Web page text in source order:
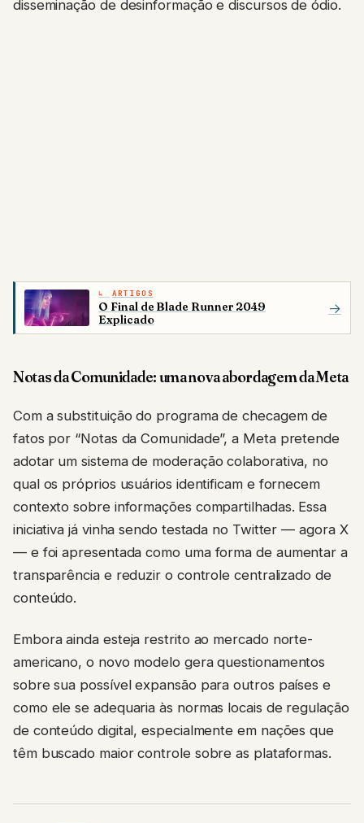
disseminação de desinformação e discursos de ódio.
ARTIGOS
O Final de Blade Runner 2049
Explicado
→
Notas da Comunidade: uma nova abordagem da Meta
Com a substituição do programa de checagem de
fatos por “Notas da Comunidade”, a Meta pretende
adotar um sistema de moderação colaborativa, no
qual os próprios usuários identificam e fornecem
contexto sobre informações compartilhadas. Essa
iniciativa já vinha sendo testada no Twitter — agora X
— e foi apresentada como uma forma de aumentar a
transparência e reduzir o controle centralizado de
conteúdo.
Embora ainda esteja restrito ao mercado norte-
americano, o novo modelo gera questionamentos
sobre sua possível expansão para outros países e
como ele se adequaria às normas locais de regulação
de conteúdo digital, especialmente em nações que
têm buscado maior controle sobre as plataformas.